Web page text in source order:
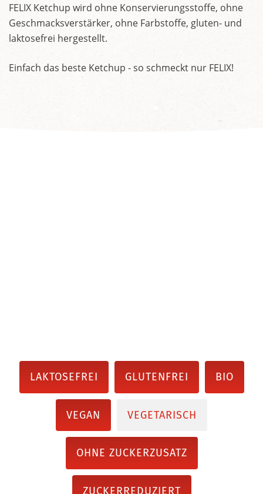
FELIX Ketchup wird ohne Konservierungsstoffe, ohne
Geschmacksverstärker, ohne Farbstoffe, gluten- und
laktosefrei hergestellt.
Einfach das beste Ketchup - so schmeckt nur FELIX!
LAKTOSEFREI GLUTENFREI BIO
VEGAN VEGETARISCH
OHNE ZUCKERZUSATZ
ZUCKERREDUZIERT